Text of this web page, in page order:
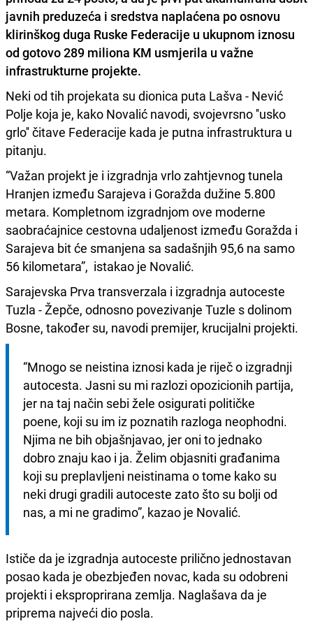
javnih preduzeća i sredstva naplaćena po osnovu
klirinškog duga Ruske Federacije u ukupnom iznosu
od gotovo 289 miliona KM usmjerila u važne
infrastrukturne projekte.
Neki od tih projekata su dionica puta Lašva - Nević
Polje koja je, kako Novalić navodi, svojevrsno ''usko
grlo'' čitave Federacije kada je putna infrastruktura u
pitanju.
“Važan projekt je i izgradnja vrlo zahtjevnog tunela
Hranjen između Sarajeva i Goražda dužine 5.800
metara. Kompletnom izgradnjom ove moderne
saobraćajnice cestovna udaljenost između Goražda i
Sarajeva bit će smanjena sa sadašnjih 95,6 na samo
56 kilometara”, istakao je Novalić.
Sarajevska Prva transverzala i izgradnja autoceste
Tuzla - Žepče, odnosno povezivanje Tuzle s dolinom
Bosne, također su, navodi premijer, krucijalni projekti.
“Mnogo se neistina iznosi kada je riječ o izgradnji
autocesta. Jasni su mi razlozi opozicionih partija,
jer na taj način sebi žele osigurati političke
poene, koji su im iz poznatih razloga neophodni.
Njima ne bih objašnjavao, jer oni to jednako
dobro znaju kao i ja. Želim objasniti građanima
koji su preplavljeni neistinama o tome kako su
neki drugi gradili autoceste zato što su bolji od
nas, a mi ne gradimo”, kazao je Novalić.
Ističe da je izgradnja autoceste prilično jednostavan
posao kada je obezbjeđen novac, kada su odobreni
projekti i eksproprirana zemlja. Naglašava da je
priprema najveći dio posla.